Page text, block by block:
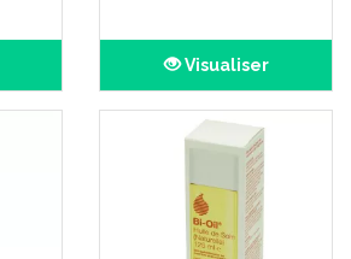
Visualiser